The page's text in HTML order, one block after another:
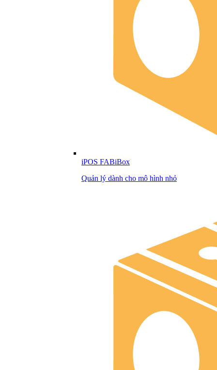
iPOS FABiBox
Quản lý dành cho mô hình nhỏ